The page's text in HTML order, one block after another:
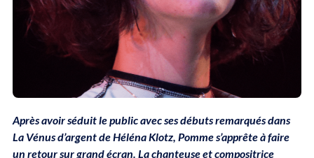
Après avoir séduit le public avec ses débuts remarqués dans
La Vénus d’argent de Héléna Klotz, Pomme s’apprête à faire
un retour sur grand écran. La chanteuse et compositrice